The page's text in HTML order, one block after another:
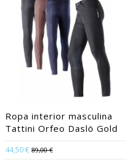
Ropa interior masculina
Tattini Orfeo Daslö Gold
44,50 € 89,00 €